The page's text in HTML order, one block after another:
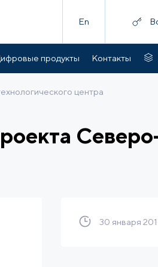
En
продукты Контакты
центра
30 января